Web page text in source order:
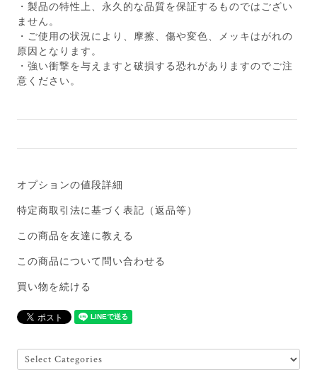
・製品の特性上、永久的な品質を保証するものではござい
ません。
・ご使用の状況により、摩擦、傷や変色、メッキはがれの
原因となります。
・強い衝撃を与えますと破損する恐れがありますのでご注
意ください。
オプションの値段詳細
特定商取引法に基づく表記（返品等）
この商品を友達に教える
この商品について問い合わせる
買い物を続ける